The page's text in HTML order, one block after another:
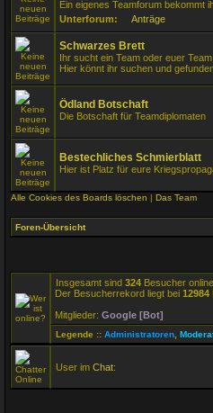
Ein eigenes Teamforum bekommt
Unterforum:
Anträge
Schwarzes Brett
Ihr sucht ein Team oder euer
Hier könnt ihr suchen und
Ödland Botschaft
Die Botschaft für Teamdiplomaten
Bestechliches Schmierblatt
Hier ist Platz für eure
Alle Cookies des Boards löschen | Das Team
Foren-Übersicht
Insgesamt sind 324 Besucher
Der Besucherrekord liegt bei 12984
Mitglieder: Google [Bot]
Legende :: Administratoren
User im Chat: